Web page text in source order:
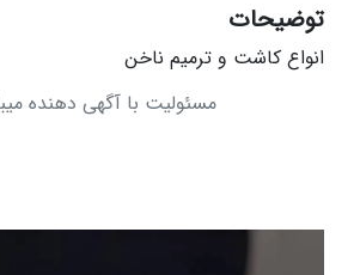
توضیحات
انواع کاشت و ترمیم ناخن
مسئولیت با آگهی دهنده